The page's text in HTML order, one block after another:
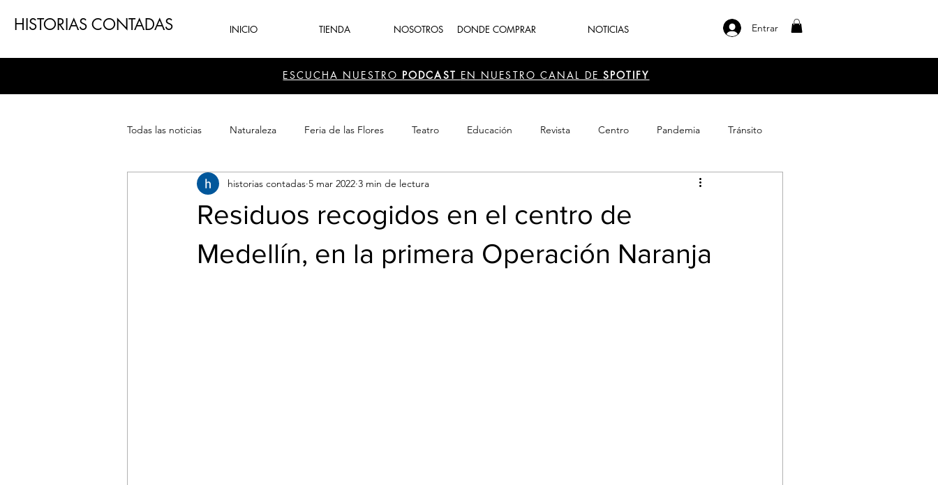
HISTORIAS CONTADAS INICIO TIENDA NOSOTROS DONDE COMPRAR NOTICIAS Entrar
ESCUCHA NUESTRO PODCAST EN NUESTRO CANAL DE SPOTIFY
Todas las noticias Naturaleza Feria de las Flores Teatro Educación Revista Centro Pandemia Tránsito
Patrimonio Sector Cultura Recreación Emprendimiento
Residuos recogidos en el centro de
Medellín, en la primera Operación Naranja
historias contadas 5 mar 2022 3 min de lectura